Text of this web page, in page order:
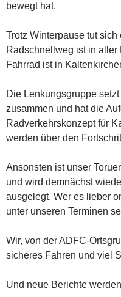
bewegt hat.
Trotz Winterpause tut
Radschnellweg ist in
Fahrrad ist in
Die Lenkungsgruppe
zusammen und hat die
Radverkehrskonzept für
werden über den
Ansonsten ist unser
und wird demnächst
ausgelegt. Wer es lieber
unter unseren Terminen
Wir, von der ADFC-
sicheres Fahren und viel
Und neue Berichte